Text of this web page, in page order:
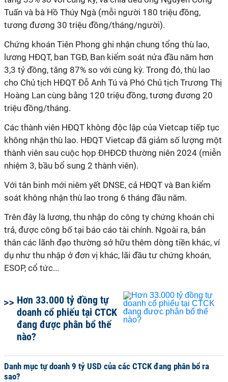
Tuấn và bà Hồ Thúy Ngà (mỗi người 180 triệu đồng,
tương đương 30 triệu đồng/tháng/người).
Chứng khoán Tiên Phong ghi nhận chung tổng thù lao,
lương HĐQT, ban TGĐ, Ban kiểm soát nửa đầu năm hơn
3,3 tỷ đồng, tăng 87% so với cùng kỳ. Trong đó, thù lao
cho Chủ tịch HĐQT Đỗ Anh Tú và Phó Chủ tịch Trương Thị
Hoàng Lan cùng bằng 120 triệu đồng, tương đương 20
triệu đồng/tháng.
Các thành viên HĐQT không độc lập của Vietcap tiếp tục
không nhận thù lao. HĐQT Vietcap đã giảm số lượng một
thành viên sau cuộc họp ĐHĐCĐ thường niên 2024 (miễn
nhiệm 3, bầu bổ sung 2 thành viên).
Với tân binh mới niêm yết DNSE, cả HĐQT và Ban kiểm
soát không nhận thù lao trong 6 tháng đầu năm.
Trên đây là lương, thu nhập do công ty chứng khoán chi
trả, được công bố tại báo cáo tài chính. Ngoài ra, bản
thân các lãnh đạo thường sở hữu thêm dòng tiền khác, ví
dụ như thu nhập ở đơn vị khác, lãi đầu tư chứng khoán,
ESOP, cổ tức...
Hơn 33.000 tỷ đồng tự
doanh cổ phiếu tại CTCK
đang được phân bổ thế
nào?
Danh mục tự doanh 9 tỷ USD của các CTCK đang phân bổ ra
sao?